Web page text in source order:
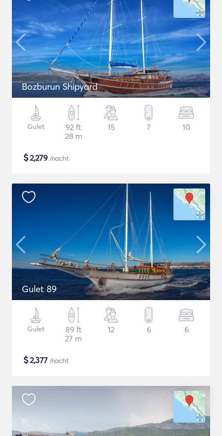
Bozburun Shipyard
Gulet
92 ft
28 m
15 7 10
$2,279 /nacht
Gulet 89
Gulet
89 ft
27 m
12 6 6
$2,377 /nacht